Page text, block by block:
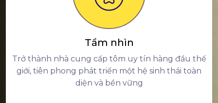
Tầm nhìn
Trở thành nhà cung cấp tôm uy tín hàng đầu thế
giới, tiên phong phát triển một hệ sinh thái toàn
diện và bền vững